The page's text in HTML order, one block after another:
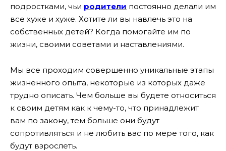
подростками, чьи родители постоянно делали им
все хуже и хуже. Хотите ли вы навлечь это на
собственных детей? Когда помогайте им по
жизни, своими советами и наставлениями.
Мы все проходим совершенно уникальные этапы
жизненного опыта, некоторые из которых даже
трудно описать. Чем больше вы будете относиться
к своим детям как к чему-то, что принадлежит
вам по закону, тем больше они будут
сопротивляться и не любить вас по мере того, как
будут взрослеть.